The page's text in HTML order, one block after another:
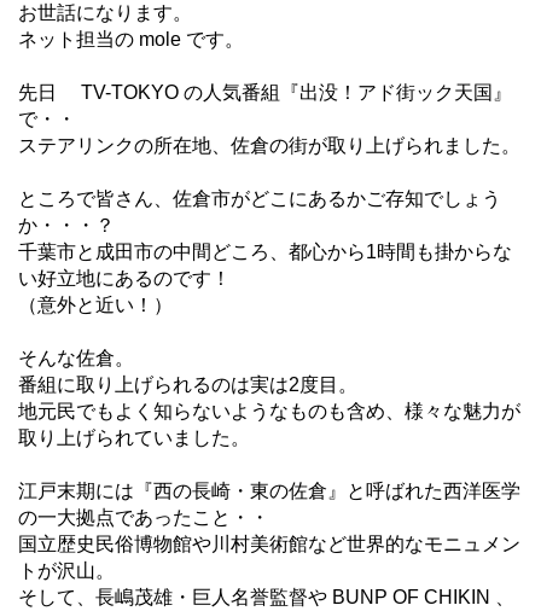
お世話になります。
ネット担当の mole です。
先日 TV-TOKYO の人気番組『出没！アド街ック天国』
で・・
ステアリンクの所在地、佐倉の街が取り上げられました。
ところで皆さん、佐倉市がどこにあるかご存知でしょう
か・・・？
千葉市と成田市の中間どころ、都心から1時間も掛からな
い好立地にあるのです！
（意外と近い！）
そんな佐倉。
番組に取り上げられるのは実は2度目。
地元民でもよく知らないようなものも含め、様々な魅力が
取り上げられていました。
江戸末期には『西の長崎・東の佐倉』と呼ばれた西洋医学
の一大拠点であったこと・・
国立歴史民俗博物館や川村美術館など世界的なモニュメン
トが沢山。
そして、長嶋茂雄・巨人名誉監督や BUNP OF CHIKIN 、